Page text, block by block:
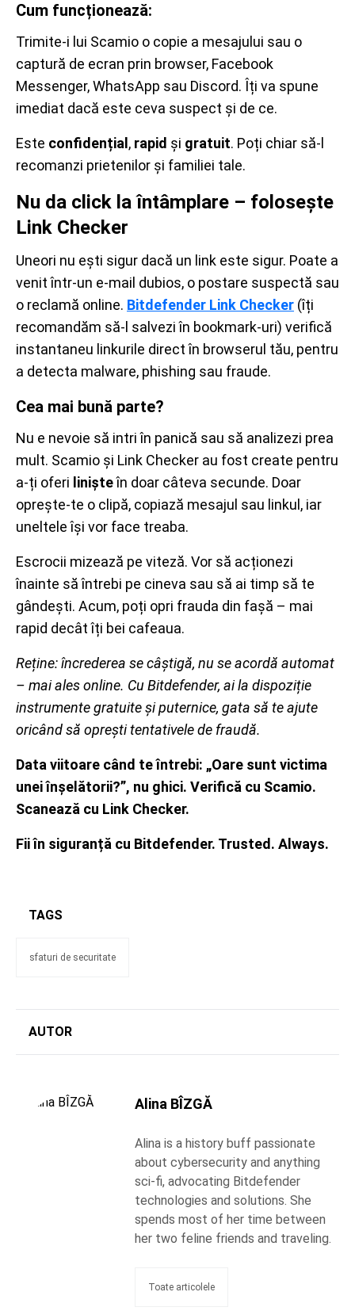
Cum funcționează:
Trimite-i lui Scamio o copie a mesajului sau o
captură de ecran prin browser, Facebook
Messenger, WhatsApp sau Discord. Îți va spune
imediat dacă este ceva suspect și de ce.
Este confidențial , rapid și gratuit. Poți chiar să-l
recomanzi prietenilor și familiei tale.
Nu da click la întâmplare – folosește
Link Checker
Uneori nu ești sigur dacă un link este sigur. Poate a
venit într-un e-mail dubios, o postare suspectă sau
o reclamă online. Bitdefender Link Checker (îți
recomandăm să-l salvezi în bookmark-uri) verifică
instantaneu linkurile direct în browserul tău, pentru
a detecta malware, phishing sau fraude.
Cea mai bună parte?
Nu e nevoie să intri în panică sau să analizezi prea
mult. Scamio și Link Checker au fost create pentru
a-ți oferi linișteîn doar câteva secunde. Doar
oprește-te o clipă, copiază mesajul sau linkul, iar
uneltele își vor face treaba.
Escrocii mizează pe viteză. Vor să acționezi
înainte să întrebi pe cineva sau să ai timp să te
gândești. Acum, poți opri frauda din fașă – mai
rapid decât îți bei cafeaua.
Reține: încrederea se câștigă, nu se acordă automat
– mai ales online. Cu Bitdefender, ai la dispoziție
instrumente gratuite și puternice, gata să te ajute
oricând să oprești tentativele de fraudă.
Data viitoare când te întrebi: „Oare sunt victima
unei înșelătorii?”, nu ghici. Verifică cu Scamio.
Scanează cu Link Checker.
Fii în siguranță cu Bitdefender. Trusted. Always.
TAGS
sfaturi de securitate
AUTOR
Alina BÎZGĂ
Alina is a history buff passionate
about cybersecurity and anything
sci-fi, advocating Bitdefender
technologies and solutions. She
spends most of her time between
her two feline friends and traveling.
Toate articolele